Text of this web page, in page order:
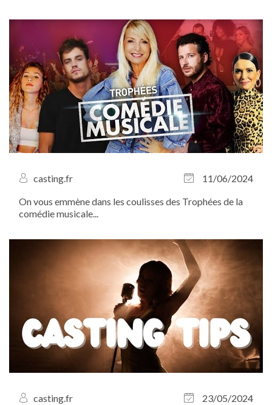
certaines d’entre vous, toutes vêtues de rose pour
casting.fr
11/06/2024
On vous emmène dans les coulisses des Trophées de la
comédie musicale...
casting.fr
23/05/2024